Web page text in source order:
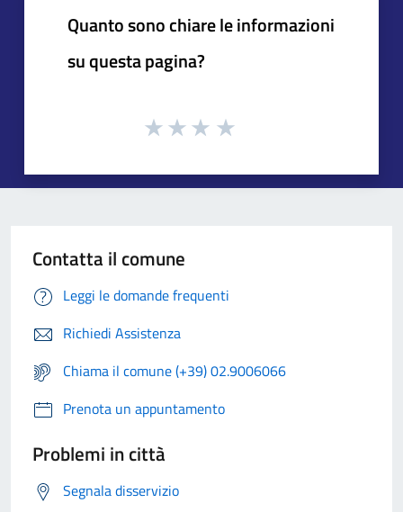
Quanto sono chiare le informazioni
su questa pagina?
Contatta il comune
Leggi le domande frequenti
Richiedi Assistenza
Chiama il comune (+39) 02.9006066
Prenota un appuntamento
Problemi in città
Segnala disservizio